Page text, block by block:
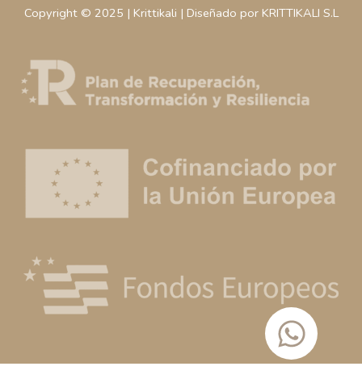
Copyright © 2025 | Krittikali | Diseñado por KRITTIKALI S.L